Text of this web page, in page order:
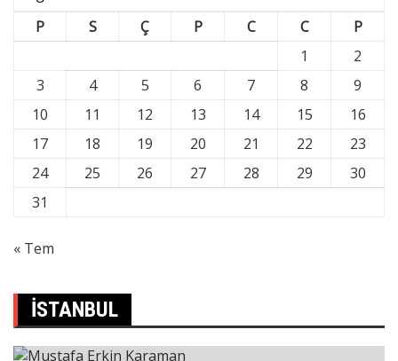
P
S Ç P C C
P
1
2
3
4 5 6 7 8
9
10
11 12 13 14 15
16
17
18 19 20 21 22
23
24
25 26 27 28 29
30
31
« Tem
İSTANBUL